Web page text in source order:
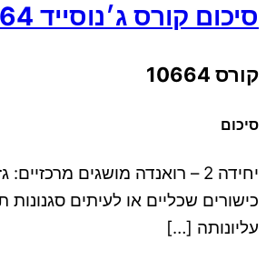
סיכום קורס ג׳נוסייד 10664
קורס 10664
סיכום
יחידה 2 – רואנדה מושגים
כישורים שכליים או לעיתים
עליונותה […]